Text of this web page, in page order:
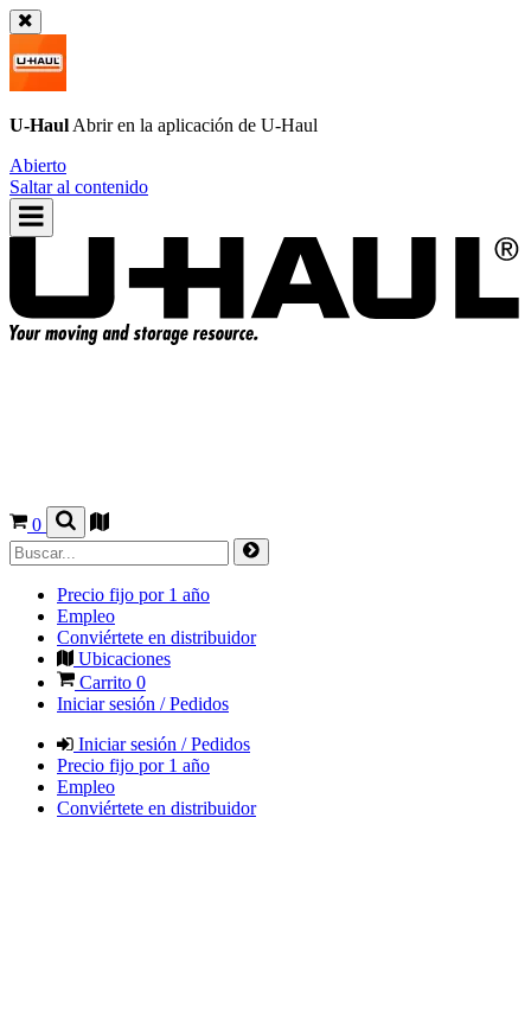
U-Haul Abrir en la aplicación de U-Haul
Abierto
Saltar al contenido
0
Precio fijo por 1 año
Empleo
Conviértete en distribuidor
Ubicaciones
Carrito 0
Iniciar sesión / Pedidos
Iniciar sesión / Pedidos
Precio fijo por 1 año
Empleo
Conviértete en distribuidor